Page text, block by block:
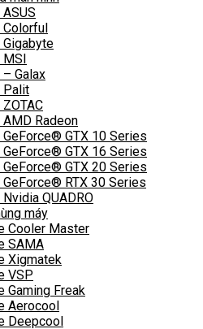
ASUS
Colorful
Gigabyte
– Galax
Palit
ZOTAC
AMD Radeon
GeForce® GTX 10 Series
GeForce® GTX 16 Series
GeForce® GTX 20 Series
GeForce® RTX 30 Series
Nvidia QUADRO
máy
Cooler Master
SAMA
Xigmatek
VSP
Gaming Freak
Aerocool
Deepcool